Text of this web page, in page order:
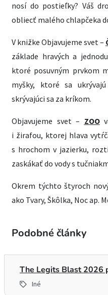
nosí do postieľky? Váš
obliecť malého chlapčeka
V knižke Objavujeme svet –
základe hravých a
ktoré posuvným prvkom
myšky, ktoré sa
skrývajúci sa za kríkom.
Objavujeme svet – ZOO
i žirafou, ktorej hlava
s hrochom v jazierku,
zaskákať do vody s
Okrem týchto štyroch
ako Tvary, Škôlka, Noc ap.
Podobné články
The Legits Blast 2026
Iné